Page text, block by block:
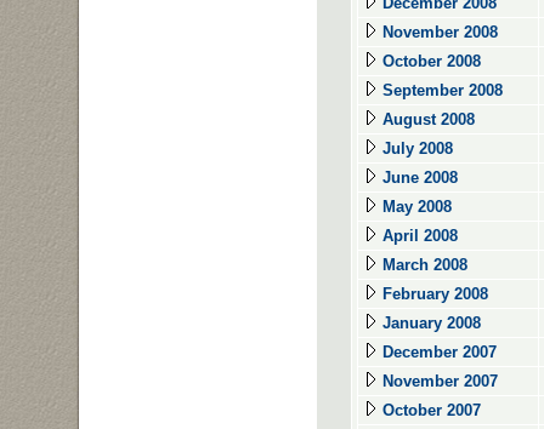
November 2008
October 2008
September 2008
August 2008
July 2008
June 2008
May 2008
April 2008
March 2008
February 2008
January 2008
December 2007
November 2007
October 2007